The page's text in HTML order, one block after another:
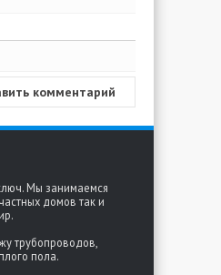
Мы занимаемся
домов так и
трубопроводов,
пола.